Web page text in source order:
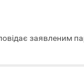
заявленим